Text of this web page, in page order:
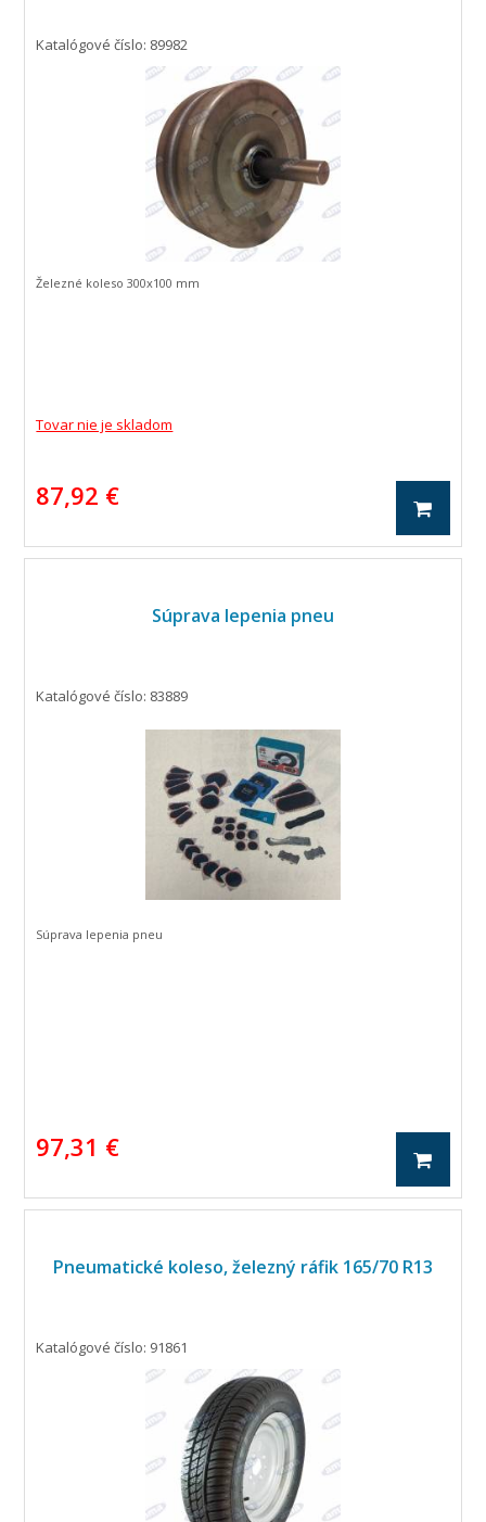
Katalógové číslo: 89982
Tovar nie je skladom
87,92 €
Železné koleso 300x100 mm
Súprava lepenia pneu
Katalógové číslo: 83889
97,31 €
Súprava lepenia pneu
Pneumatické koleso, železný ráfik 165/70 R13
Katalógové číslo: 91861